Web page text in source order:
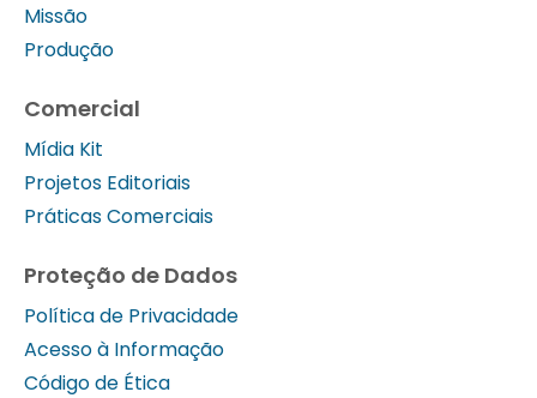
Missão
Produção
Comercial
Mídia Kit
Projetos Editoriais
Práticas Comerciais
Proteção de Dados
Política de Privacidade
Acesso à Informação
Código de Ética